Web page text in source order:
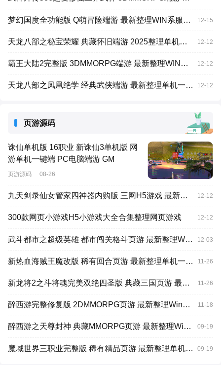
梦幻国度全功能版 Q萌冒险端游 最新整理WIN系服务端+PC客户端+GM工具+GM命令 12-15
天龙八部之秘宝荣耀 典藏怀旧端游 2025整理单机一键即玩镜像端+Linux本地学习手工端+GM工具 12-12
霸王大陆2完整版 3DMMORPG端游 最新整理WIN系服务端+PC客户端+加解密工具+GM工具+攻略 12-12
天龙八部之凤凰绝学 经典武侠端游 最新整理单机一键即玩镜像端+Linux手工服务端+PC客户端+GM工具 12-12
页游源码
诛仙单机版 16职业 新诛仙3单机版 网
游单机一键端 PC电脑端游 GM
页游源码 08-26
九天剑录仙女管家四神器内购版 三网H5游戏 最新整理单机一键即玩镜像端+Linux手工服务端+管理后台+GM授权后台+简易安卓客户端 12-12
300款网页小游戏H5小游戏大全合集整理网页游戏 12-12
武斗都市之超级英雄 都市闯关格斗页游 最新整理Win系服务端+货币修改 12-03
新热血海贼王魔改版 稀有回合页游 最新整理单机一键即玩镜像端+Linux手工服务端+GM工具+全物品ID 11-26
新龙将2之斗将魂完美双绝四圣版 典藏三国页游 最新整理Win系服务端 11-26
醉西游完整修复版 2DMMORPG页游 最新整理Win系服务端+网页注册+GM充值后台 11-18
醉西游之天尊封神 典藏MMORPG页游 最新整理Win系服务端+GM工具 09-19
魔域世界三职业完整版 稀有精品页游 最新整理单机一键即玩镜像端+Linux手工服务端+网页商城+GM后台+全套物品ID 09-19